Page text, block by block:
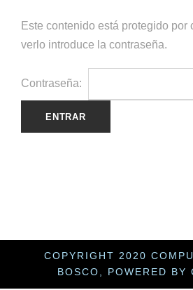
Este contenido está protegido por
verlo introduce la contraseña.
Contraseña:
COPYRIGHT 2020
BOSCO, POWERED BY